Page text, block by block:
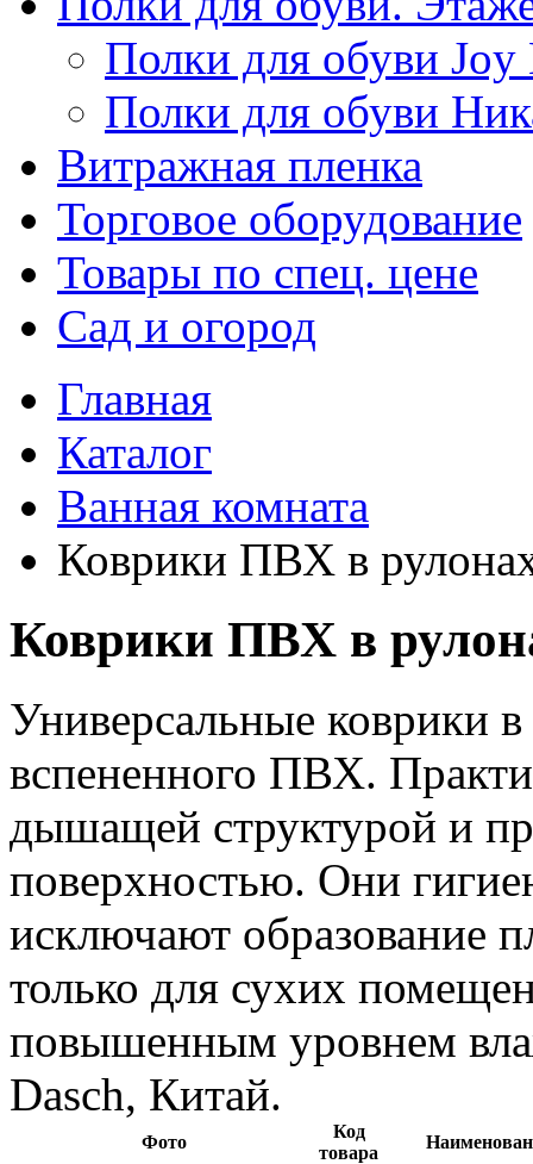
Полки для обуви Joy
Полки для обуви
Витражная пленка
Торговое оборудование
Товары по спец. цене
Сад и огород
Главная
Каталог
Ванная комната
Коврики ПВХ в
Коврики ПВХ в
Универсальные коврики
вспененного ПВХ.
дышащей структурой и
поверхностью. Они
исключают образование
только для сухих
повышенным уровнем
Dasch, Китай.
Фото
Код
товара